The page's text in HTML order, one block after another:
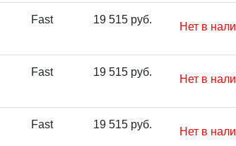
Fast 19 515 руб.
Нет в
Fast 19 515 руб.
Нет в
Fast 19 515 руб.
Нет в